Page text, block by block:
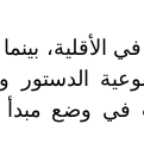
بينما
الدستور
وضع مبدأ